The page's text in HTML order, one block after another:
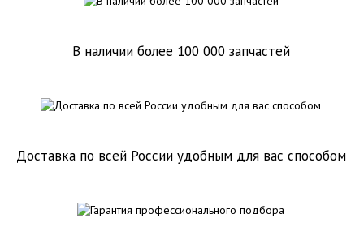
В наличии более 100 000 запчастей
Доставка по всей России удобным для вас способом